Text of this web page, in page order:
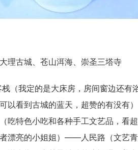
理古城、苍山洱海、崇圣三塔寺
（我定的是大床房，房间窗边还有
以看到古城的蓝天，超赞的有没有）
特色小吃和各种手工文艺品，看
漂亮的小姐姐）——人民路（文艺